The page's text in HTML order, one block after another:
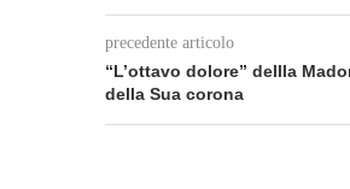
precedente articolo
“L’ottavo dolore” dellla
della Sua corona